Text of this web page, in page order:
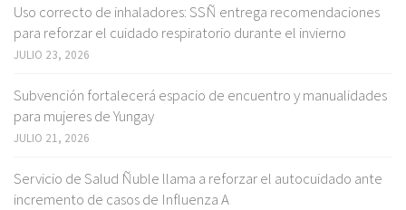
Uso correcto de inhaladores: SSÑ entrega recomendaciones
para reforzar el cuidado respiratorio durante el invierno
JULIO 23, 2026
Subvención fortalecerá espacio de encuentro y manualidades
para mujeres de Yungay
JULIO 21, 2026
Servicio de Salud Ñuble llama a reforzar el autocuidado ante
incremento de casos de Influenza A